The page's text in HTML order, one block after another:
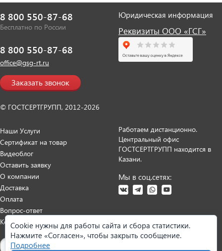
8 800 550-87-68
Бесплатно по России
8 800 550-87-68
office@gsg-rt.ru
Заказать звонок
© ГОСТСЕРТГРУПП, 2012-2026
Юридическая информация
Реквизиты ООО «ГСГ»
Наши Услуги
Сертификат на товар
Видеоблог
Оставить заявку
О компании
Доставка
Оплата
Вопрос-ответ
Контакты
Работаем дистанционно.
Центральный офис
ГОСТСЕРТГРУПП находится в
Казани.
Мы в соц.сетях:
Cookie нужны для работы сайта и сбора статистики.
Нажмите «Согласен», чтобы закрыть сообщение.
Подробнее